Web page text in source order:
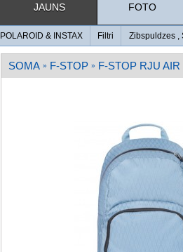
JAUNS FOTO
POLAROID & INSTAX Filtri Zibspuldzes ,
SOMA » F-STOP » F-STOP RJU